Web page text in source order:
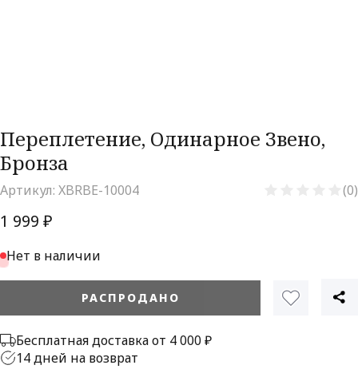
Переплетение, Одинарное Звено,
Бронза
Артикул: XBRBE-10004 (0)
1 999 ₽
Нет в наличии
РАСПРОДАНО
Бесплатная доставка от 4 000 ₽
14 дней на возврат